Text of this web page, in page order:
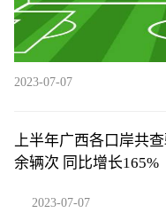
2023-07-07
上半年广西各口岸共
余辆次 同比增长165%
2023-07-07